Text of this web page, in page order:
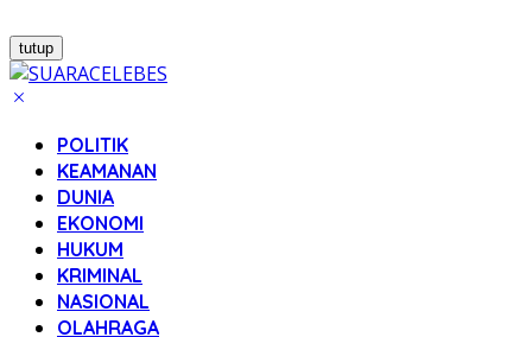
tutup
POLITIK
KEAMANAN
DUNIA
EKONOMI
HUKUM
KRIMINAL
NASIONAL
OLAHRAGA